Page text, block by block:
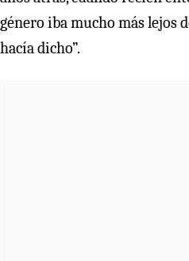
género iba mucho más lejos
hacía dicho”.